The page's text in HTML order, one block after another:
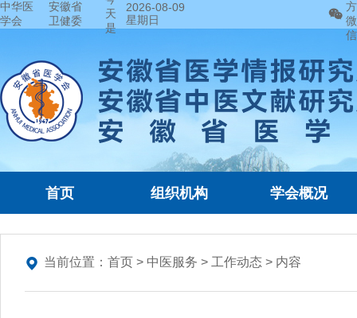
中华医
学会
安徽省
卫健委
天
是
2026-08-09
星期日
方
微
信
首页 组织机构 学会概况
当前位置： 首页 > 中医服务 > 工作动态 > 内容